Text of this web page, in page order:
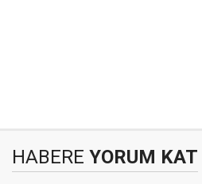
HABERE YORUM KAT